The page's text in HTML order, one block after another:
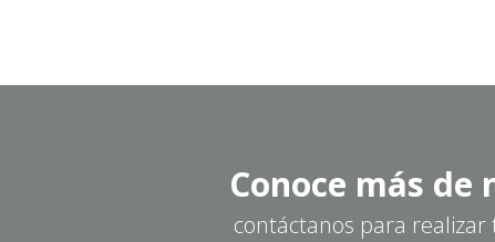
Conoce más de
contáctanos para realizar